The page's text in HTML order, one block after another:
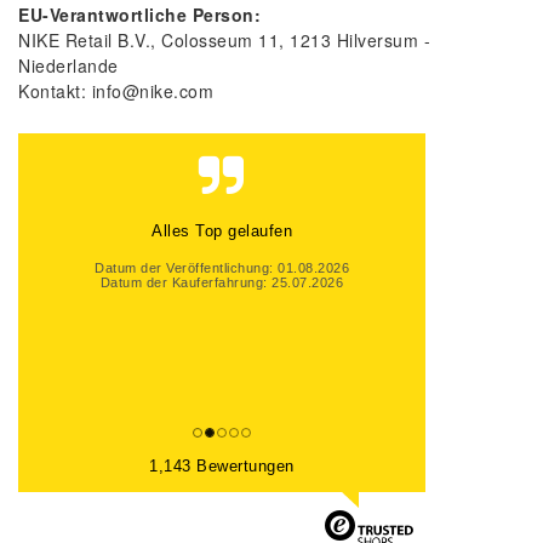
EU-Verantwortliche Person:
NIKE Retail B.V. Colosseum 11 1213 Hilversum
Niederlande
Kontakt: info@nike.com
Alles Top gelaufen
Datum der Veröffentlichung: 01.08.2026
Datum der Kauferfahrung: 25.07.2026
1,143 Bewertungen